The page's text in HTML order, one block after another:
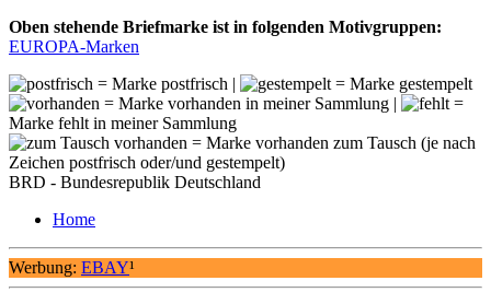
Oben stehende Briefmarke ist in folgenden Motivgruppen:
EUROPA-Marken
= Marke postfrisch |
= Marke gestempelt
= Marke vorhanden in meiner Sammlung |
=
Marke fehlt in meiner Sammlung
= Marke vorhanden zum Tausch (je nach
Zeichen postfrisch oder/und gestempelt)
BRD - Bundesrepublik Deutschland
Home
Werbung: EBAY¹